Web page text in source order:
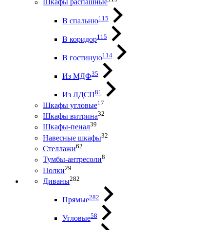
Шкафы распашные
В спальню115
В коридор115
В гостиную114
Из МДФ35
Из ЛДСП81
Шкафы угловые17
Шкафы витрина32
Шкафы-пенал39
Навесные шкафы32
Стеллажи62
Тумбы-антресоли8
Полки29
Диваны282
Прямые282
Угловые58